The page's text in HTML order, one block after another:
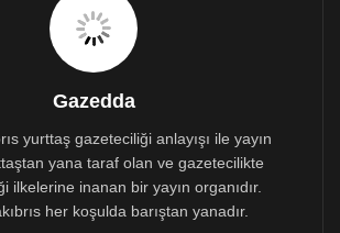
Tabella – Sezon Açılışı ve Karışık” on
Gazedda
yurttaş gazeteciliği anlayışı ile yayın
yana taraf olan ve gazetecilikte
ilkelerine inanan bir yayın organıdır.
her koşulda barıştan yanadır.